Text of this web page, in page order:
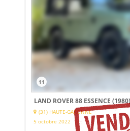
11
LAND ROVER 88 ESSENCE
(31) HAUTE-GARONNE
5 octobre 2022